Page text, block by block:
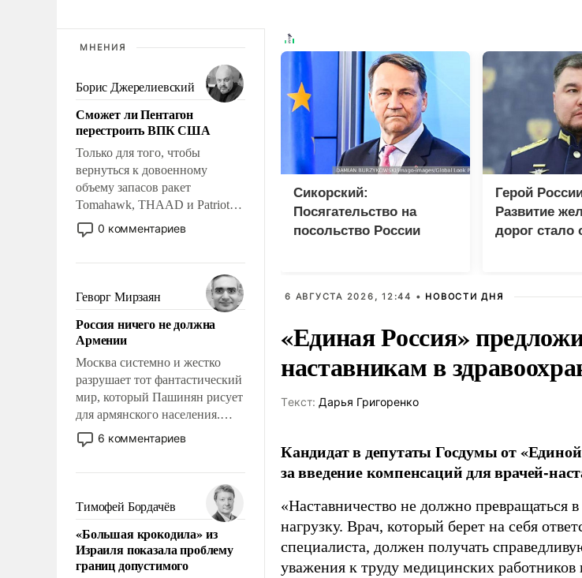
МНЕНИЯ
Борис Джерелиевский
Сможет ли Пентагон
перестроить ВПК США
Только для того, чтобы
вернуться к довоенному
объему запасов ракет
Tomahawk, THAAD и Patriot
США потребуется более трех
лет. Даже небольшая война с
Сложившаяся ситуация
означает многолетний период
уязвимости США, например,
перед Китаем.
0 комментариев
Геворг Мирзаян
Россия ничего не должна
Армении
Москва системно и жестко
разрушает тот фантастический
мир, который Пашинян рисует
для армянского населения.
Мир, где этому населению все
должны просто по
политические прожекты будут
беспрекословно оплачиваться
за счет российских
налогоплательщиков и где за
свои поступки не нужно
отвечать.
6 комментариев
Тимофей Бордачёв
«Большая крокодила» из
Израиля показала проблему
границ допустимого
Сикорский:
Посягательство на
посольство России
Герой
Развитие
дорог стало
6 АВГУСТА 2026, 12:44 • НОВОСТИ ДНЯ
«Единая Россия»
наставникам в
Tекст: Дарья Григоренко
Кандидат в депутаты Госдумы от
за введение компенсаций для врачей-
«Наставничество не должно превращаться
нагрузку. Врач, который берет на себя
специалиста, должен получать
уважения к труду медицинских работников